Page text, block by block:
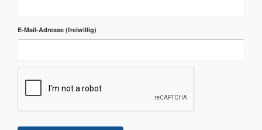
E-Mail-Adresse